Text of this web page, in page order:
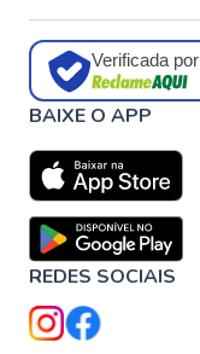
Verificada por
BAIXE O APP
REDES SOCIAIS